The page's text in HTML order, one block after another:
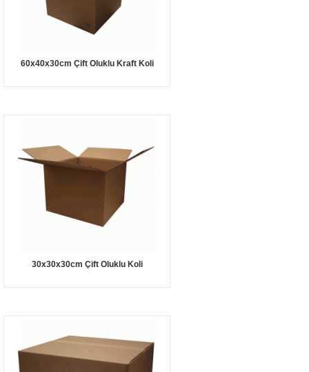
60x40x30cm Çift Oluklu Kraft Koli
30x30x30cm Çift Oluklu Koli